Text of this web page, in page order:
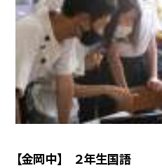
【金岡中】 ２年生国語